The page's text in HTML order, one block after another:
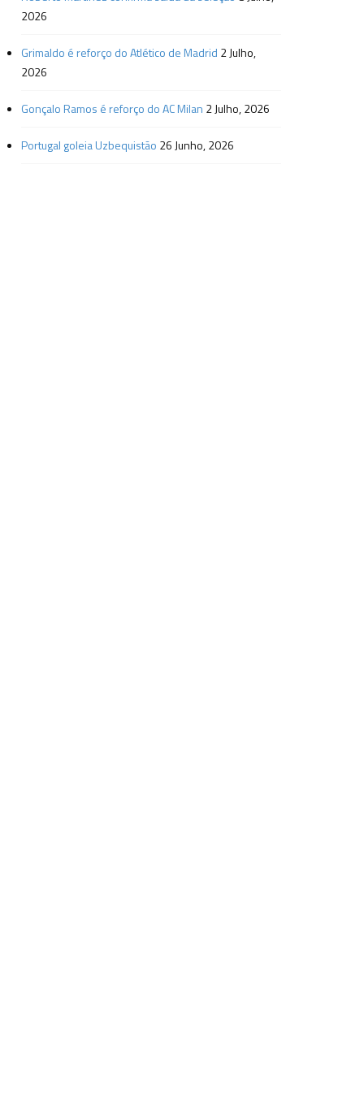
2026
Grimaldo é reforço do Atlético de Madrid 2 Julho,
2026
Gonçalo Ramos é reforço do AC Milan 2 Julho, 2026
Portugal goleia Uzbequistão 26 Junho, 2026